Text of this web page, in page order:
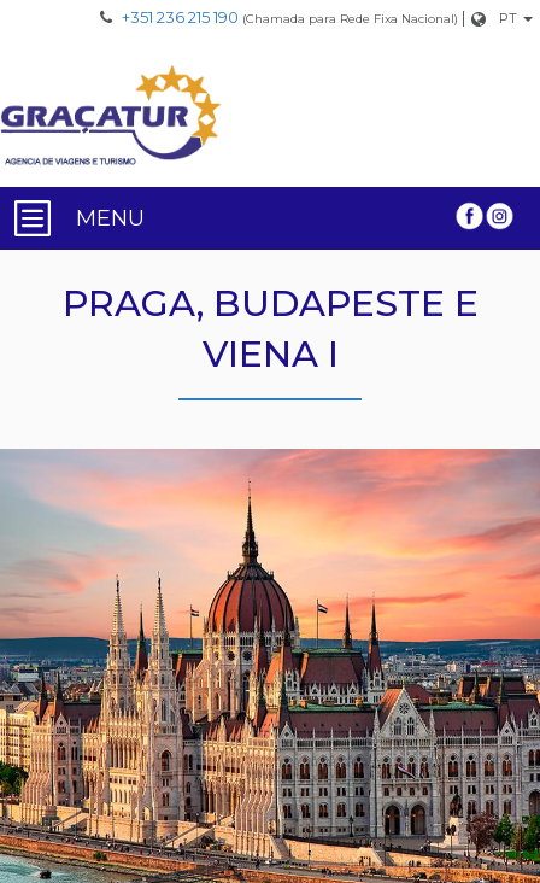
+351 236 215 190 (Chamada para Rede Fixa Nacional) | PT
MENU
PRAGA, BUDAPESTE E
VIENA I